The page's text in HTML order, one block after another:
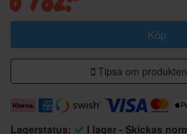
Köp
Tipsa om
Lagerstatus: I lager - Skickas